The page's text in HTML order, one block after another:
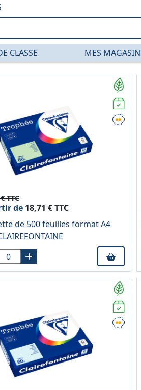
CLASSE MES
TTC
de18,71 € TTC
de 500 feuilles format A4